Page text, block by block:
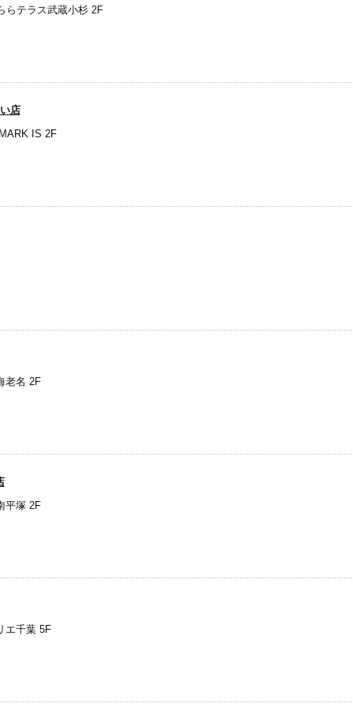
らテラス武蔵小杉 2F
店
IS 2F
老名 2F
平塚 2F
エ千葉 5F